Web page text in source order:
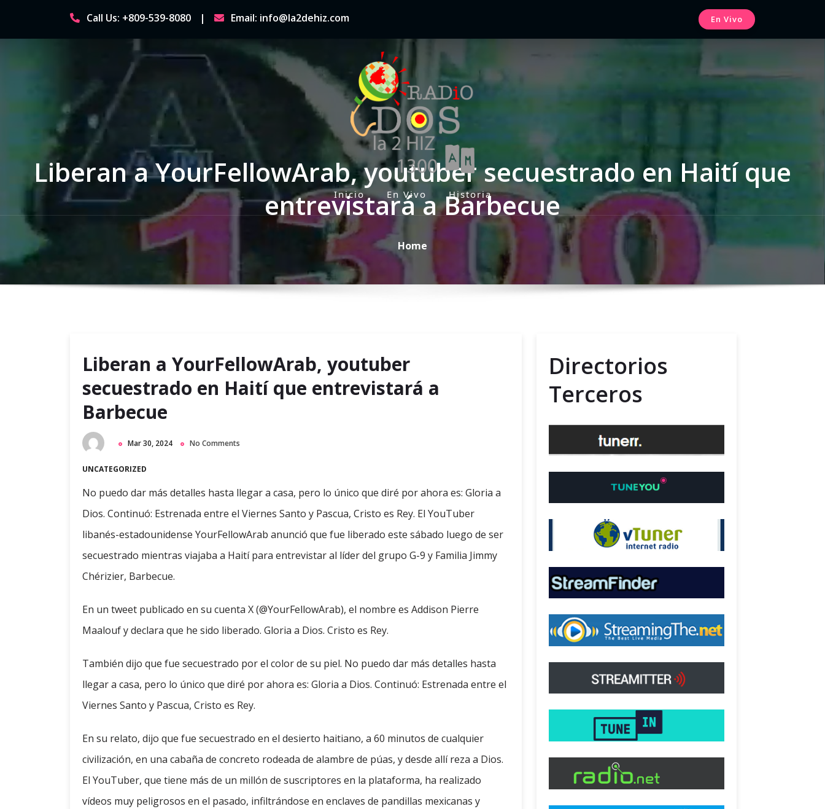
content
Call Us: +809-539-8080 Email: info@la2dehiz.com En Vivo
P
r
i
a
r
u
Inicio En Vivo Historia
Liberan a YourFellowArab, youtuber secuestrado en Haití que
entrevistará a Barbecue
Home
Liberan a YourFellowArab, youtuber
secuestrado en Haití que entrevistará a
Barbecue
Mar 30, 2024 No Comments
UNCATEGORIZED
No puedo dar más detalles hasta llegar a casa, pero lo único que diré por ahora es: Gloria a
Dios. Continuó: Estrenada entre el Viernes Santo y Pascua, Cristo es Rey. El YouTuber
libanés-estadounidense YourFellowArab anunció que fue liberado este sábado luego de ser
secuestrado mientras viajaba a Haití para entrevistar al líder del grupo G-9 y Familia Jimmy
Chérizier, Barbecue.
En un tweet publicado en su cuenta X (@YourFellowArab), el nombre es Addison Pierre
Maalouf y declara que he sido liberado. Gloria a Dios. Cristo es Rey.
También dijo que fue secuestrado por el color de su piel. No puedo dar más detalles hasta
llegar a casa, pero lo único que diré por ahora es: Gloria a Dios. Continuó: Estrenada entre el
Viernes Santo y Pascua, Cristo es Rey.
En su relato, dijo que fue secuestrado en el desierto haitiano, a 60 minutos de cualquier
civilización, en una cabaña de concreto rodeada de alambre de púas, y desde allí reza a Dios.
El YouTuber, que tiene más de un millón de suscriptores en la plataforma, ha realizado
vídeos muy peligrosos en el pasado, infiltrándose en enclaves de pandillas mexicanas y
Directorios
Terceros